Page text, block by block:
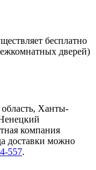
бесплатно
дверей)
Ханты-
компания
доставки можно
557.